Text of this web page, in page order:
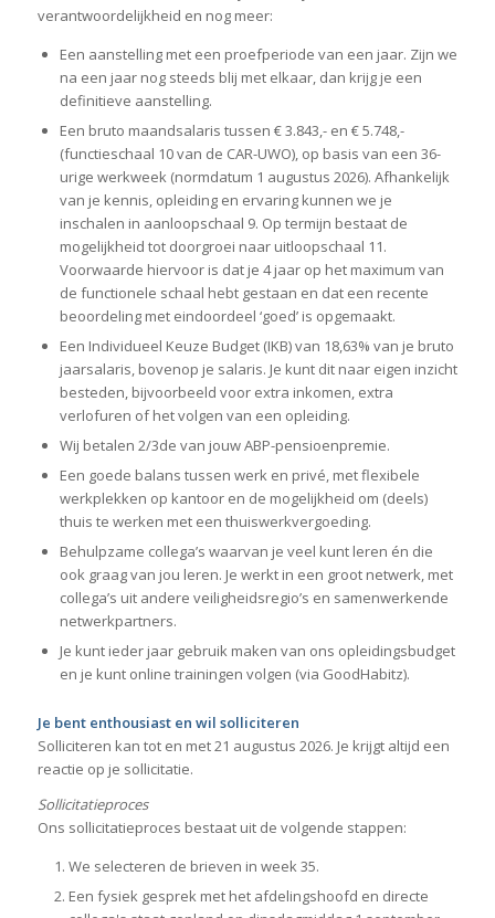
verantwoordelijkheid en nog meer:
Een aanstelling met een proefperiode van een jaar. Zijn we
na een jaar nog steeds blij met elkaar, dan krijg je een
definitieve aanstelling.
Een bruto maandsalaris tussen € 3.843,- en € 5.748,-
(functieschaal 10 van de CAR-UWO), op basis van een 36-
urige werkweek (normdatum 1 augustus 2026). Afhankelijk
van je kennis, opleiding en ervaring kunnen we je
inschalen in aanloopschaal 9. Op termijn bestaat de
mogelijkheid tot doorgroei naar uitloopschaal 11.
Voorwaarde hiervoor is dat je 4 jaar op het maximum van
de functionele schaal hebt gestaan en dat een recente
beoordeling met eindoordeel ‘goed’ is opgemaakt.
Een Individueel Keuze Budget (IKB) van 18,63% van je bruto
jaarsalaris, bovenop je salaris. Je kunt dit naar eigen inzicht
besteden, bijvoorbeeld voor extra inkomen, extra
verlofuren of het volgen van een opleiding.
Wij betalen 2/3de van jouw ABP-pensioenpremie.
Een goede balans tussen werk en privé, met flexibele
werkplekken op kantoor en de mogelijkheid om (deels)
thuis te werken met een thuiswerkvergoeding.
Behulpzame collega’s waarvan je veel kunt leren én die
ook graag van jou leren. Je werkt in een groot netwerk, met
collega’s uit andere veiligheidsregio’s en samenwerkende
netwerkpartners.
Je kunt ieder jaar gebruik maken van ons opleidingsbudget
en je kunt online trainingen volgen (via GoodHabitz).
Je bent enthousiast en wil solliciteren
Solliciteren kan tot en met 21 augustus 2026. Je krijgt altijd een
reactie op je sollicitatie.
Sollicitatieproces
Ons sollicitatieproces bestaat uit de volgende stappen:
We selecteren de brieven in week 35.
Een fysiek gesprek met het afdelingshoofd en directe